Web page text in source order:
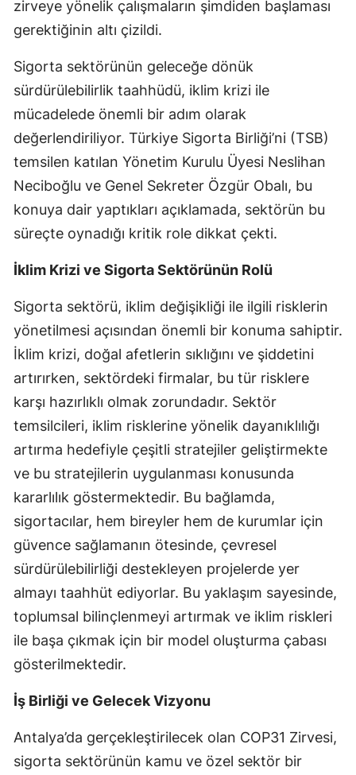
Zonguldak
Aksaray
Karaman
Kırıkkale
Batman
Ardahan
Iğdır
Yalova
Karabük
Kilis
Düzce
zirveye yönelik çalışmaların şimdiden başlaması
gerektiğinin altı çizildi.
​Sigorta sektörünün geleceğe dönük
sürdürülebilirlik taahhüdü, iklim krizi ile
mücadelede önemli bir adım olarak
değerlendiriliyor. Türkiye Sigorta Birliği’ni (TSB)
temsilen katılan Yönetim Kurulu Üyesi Neslihan
Neciboğlu ve Genel Sekreter Özgür Obalı, bu
konuya dair yaptıkları açıklamada, sektörün bu
süreçte oynadığı kritik role dikkat çekti.
İklim Krizi ve Sigorta Sektörünün Rolü
Sigorta sektörü, iklim değişikliği ile ilgili risklerin
yönetilmesi açısından önemli bir konuma sahiptir.
İklim krizi, doğal afetlerin sıklığını ve şiddetini
artırırken, sektördeki firmalar, bu tür risklere
karşı hazırlıklı olmak zorundadır. Sektör
temsilcileri, iklim risklerine yönelik dayanıklılığı
artırma hedefiyle çeşitli stratejiler geliştirmekte
ve bu stratejilerin uygulanması konusunda
kararlılık göstermektedir. Bu bağlamda,
sigortacılar, hem bireyler hem de kurumlar için
güvence sağlamanın ötesinde, çevresel
sürdürülebilirliği destekleyen projelerde yer
almayı taahhüt ediyorlar. Bu yaklaşım sayesinde,
toplumsal bilinçlenmeyi artırmak ve iklim riskleri
ile başa çıkmak için bir model oluşturma çabası
gösterilmektedir.
İş Birliği ve Gelecek Vizyonu
Antalya’da gerçekleştirilecek olan COP31 Zirvesi,
sigorta sektörünün kamu ve özel sektör bir